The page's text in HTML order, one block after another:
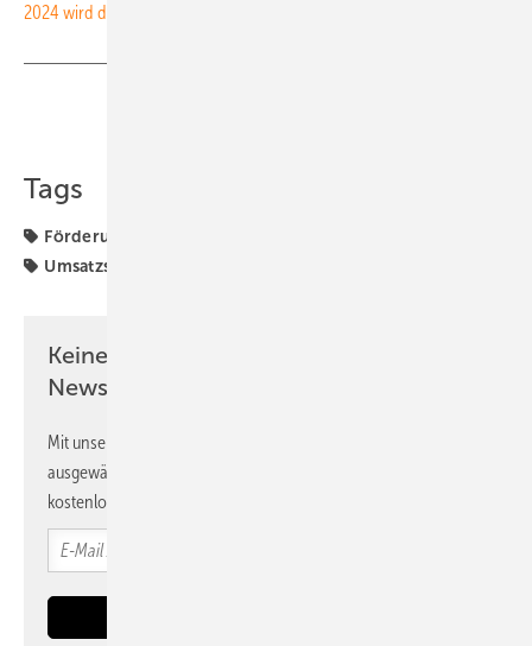
2024 wird das Jahr von 24 Stunden Sonne!
Tags
Förderung
Umsatzsteuer
Keine Zeit? Kein Problem mit dem PV
Newsletter!
Mit unserem Newsletter erhalten Sie regelmäßig von uns
ausgewählte Informationen und Neuigkeiten, gebündelt und
kostenlos direkt ins Postfach.